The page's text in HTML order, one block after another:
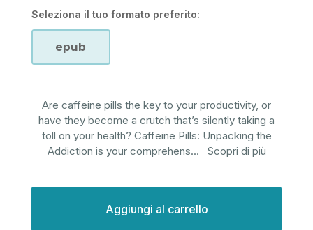
Seleziona il tuo formato preferito:
epub
Are caffeine pills the key to your productivity, or
have they become a crutch that’s silently taking a
toll on your health? Caffeine Pills: Unpacking the
Addiction is your comprehens... Scopri di più